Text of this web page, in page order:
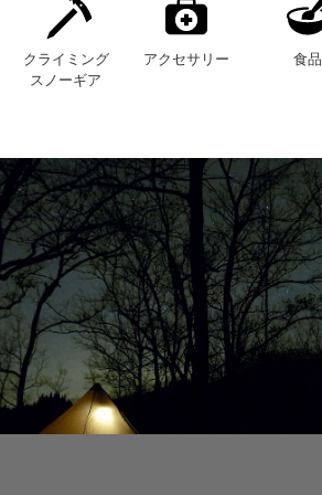
クライミング
スノーギア
アクセサリー 食品